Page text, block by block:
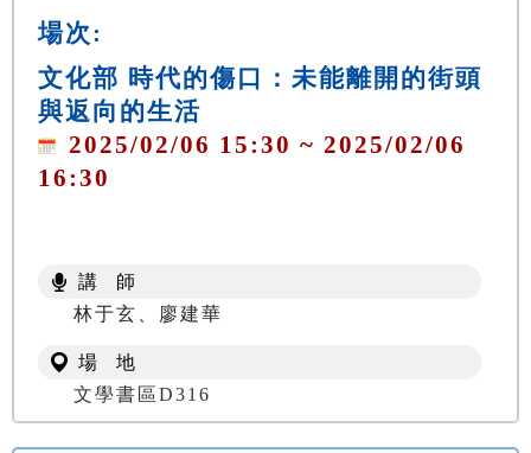
場次:
文化部 時代的傷口：未能離開的街頭
與返向的生活
2025/02/06 15:30 ~ 2025/02/06
16:30
講 師
林于玄、廖建華
場 地
文學書區D316